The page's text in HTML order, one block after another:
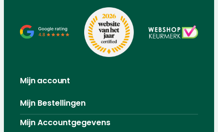
Mijn account
Mijn Bestellingen
Mijn Accountgegevens